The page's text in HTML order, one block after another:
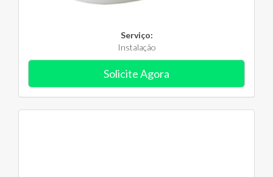
Serviço:
Instalação
Solicite Agora